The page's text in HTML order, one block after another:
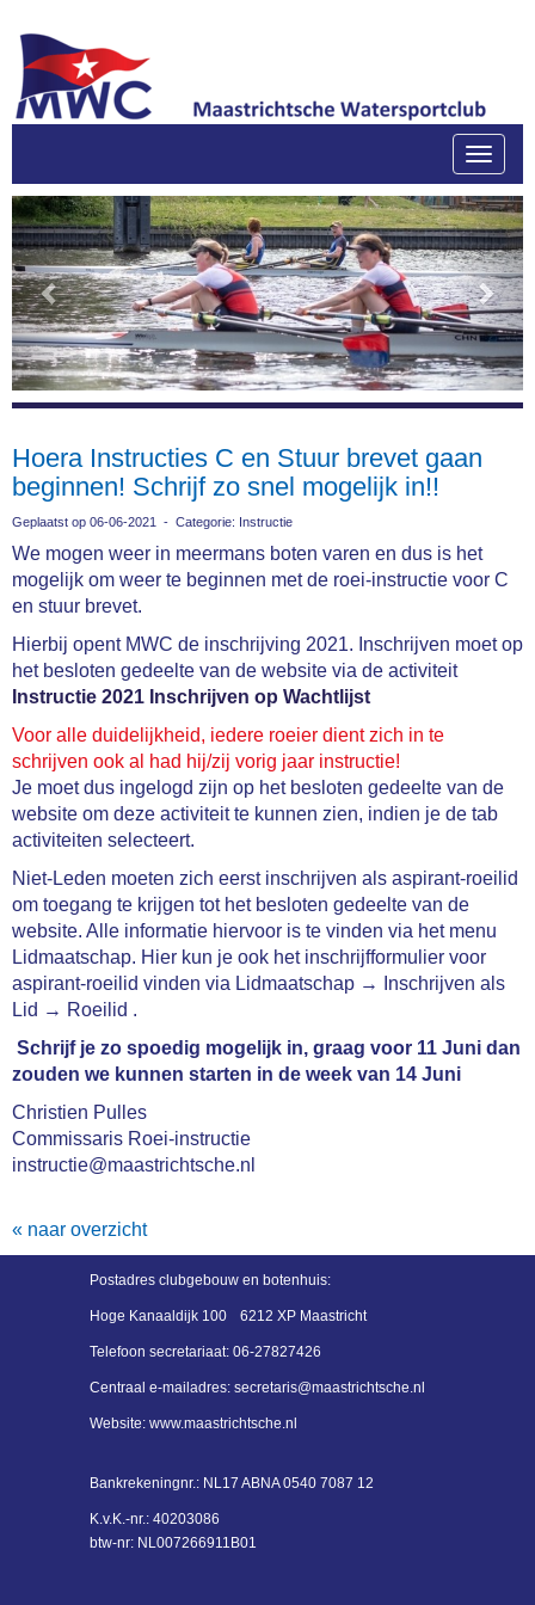
Previous Next
Hoera Instructies C en Stuur brevet gaan
beginnen! Schrijf zo snel mogelijk in!!
Geplaatst op 06-06-2021 - Categorie: Instructie
We mogen weer in meermans boten varen en dus is het
mogelijk om weer te beginnen met de roei-instructie voor C
en stuur brevet.
Hierbij opent MWC de inschrijving 2021. Inschrijven moet op
het besloten gedeelte van de website via de activiteit
Instructie 2021 Inschrijven op Wachtlijst
Voor alle duidelijkheid, iedere roeier dient zich in te
schrijven ook al had hij/zij vorig jaar instructie!
Je moet dus ingelogd zijn op het besloten gedeelte van de
website om deze activiteit te kunnen zien, indien je de tab
activiteiten selecteert.
Niet-Leden moeten zich eerst inschrijven als aspirant-roeilid
om toegang te krijgen tot het besloten gedeelte van de
website. Alle informatie hiervoor is te vinden via het menu
Lidmaatschap. Hier kun je ook het inschrijfformulier voor
aspirant-roeilid vinden via Lidmaatschap → Inschrijven als
Lid → Roeilid .
Schrijf je zo spoedig mogelijk in, graag voor 11 Juni dan
zouden we kunnen starten in de week van 14 Juni
Christien Pulles
Commissaris Roei-instructie
instructie@maastrichtsche.nl
« naar overzicht
Postadres clubgebouw en botenhuis:
Hoge Kanaaldijk 100 6212 XP Maastricht
Telefoon secretariaat: 06-27827426
Centraal e-mailadres: siraterces@maastrichtsche.nl
Website: www.maastrichtsche.nl
Bankrekeningnr.: NL17 ABNA 0540 7087 12
K.v.K.-nr.: 40203086
btw-nr: NL007266911B01